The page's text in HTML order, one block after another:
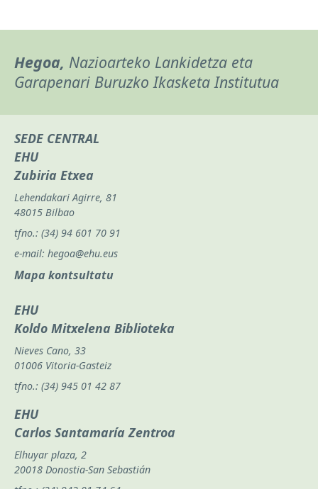
Hegoa, Nazioarteko Lankidetza eta
Garapenari Buruzko Ikasketa Institutua
SEDE CENTRAL
EHU
Zubiria Etxea
Lehendakari Agirre, 81
48015 Bilbao
tfno.: (34) 94 601 70 91
e-mail: hegoa@ehu.eus
Mapa kontsultatu
EHU
Koldo Mitxelena Biblioteka
Nieves Cano, 33
01006 Vitoria-Gasteiz
tfno.: (34) 945 01 42 87
EHU
Carlos Santamaría Zentroa
Elhuyar plaza, 2
20018 Donostia-San Sebastián